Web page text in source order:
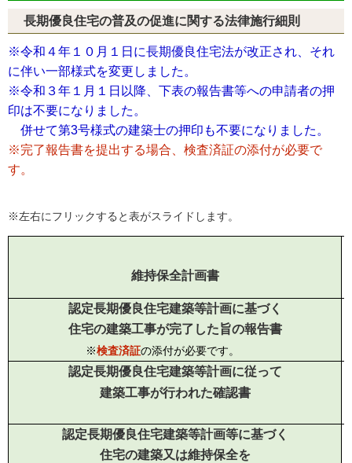
長期優良住宅の普及の促進に関する法律施行細則
※令和４年１０月１日に長期優良住宅法が改正され、それ
に伴い一部様式を変更しました。
※令和３年１月１日以降、下表の報告書等への申請者の押
印は不要になりました。
併せて第3号様式の建築士の押印も不要になりました。
※完了報告書を提出する場合、検査済証の添付が必要で
す。
※左右にフリックすると表がスライドします。
維持保全計画書
認定長期優良住宅建築等計画に基づく
住宅の建築工事が完了した旨の報告書
※検査済証の添付が必要です。
認定長期優良住宅建築等計画に従って
建築工事が行われた確認書
認定長期優良住宅建築等計画等に基づく
住宅の建築又は維持保全を